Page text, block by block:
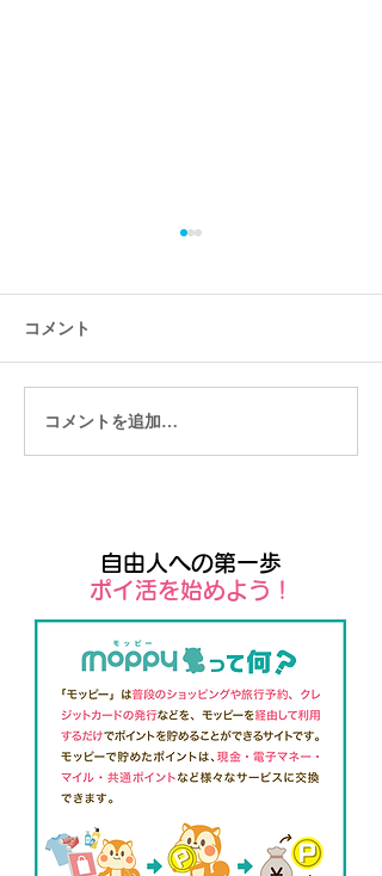
【東南アジアロングステ
イの実際の働き方とは？
コメント
コメントを追加…
自由人への第一歩
​ポイ活を始めよう！